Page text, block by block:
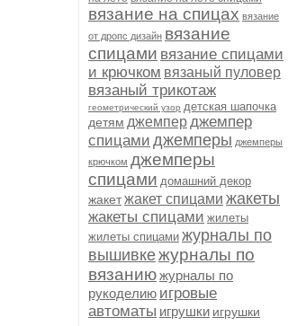
вязание на спицах вязание
от дропс дизайн вязание
спицами вязание спицами
и крючком вязаный пуловер
вязаный трикотаж
геометрический узор детская шапочка
детям джемперджемпер
спицами джемперы джемперы
крючком джемперы
спицами домашний декор
жакетжакет спицами жакеты
жакеты спицами жилеты
жилеты спицами журналы по
вышивкежурналы по
вязаниюжурналы по
рукоделию игровые
автоматы игрушки игрушки